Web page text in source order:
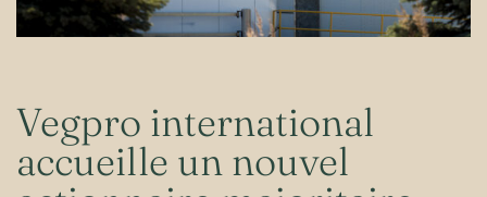
Vegpro international
accueille un nouvel